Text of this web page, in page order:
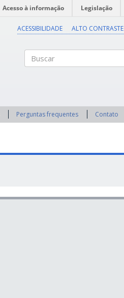
Acesso à informação Legislação
ACESSIBILIDADE ALTO CONTRASTE
Perguntas frequentes Contato